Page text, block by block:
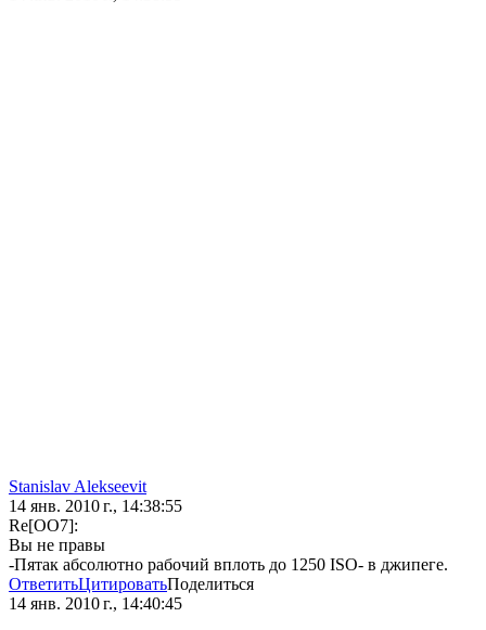
Stanislav Alekseevit
14 янв. 2010 г., 14:38:55
Re[OO7]:
Вы не правы
-Пятак абсолютно рабочий вплоть до 1250 ISO- в джипеге.
ОтветитьЦитироватьПоделиться
14 янв. 2010 г., 14:40:45